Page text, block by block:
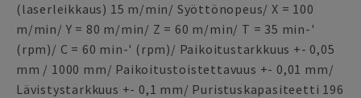
(laserleikkaus) 15 m/min/ Syöttönopeus/ X = 100
m/min/ Y = 80 m/min/ Z = 60 m/min/ T = 35 min-'
(rpm)/ C = 60 min-' (rpm)/ Paikoitustarkkuus +- 0,05
mm / 1000 mm/ Paikoitustoistettavuus +- 0,01 mm/
Lävistystarkkuus +- 0,1 mm/ Puristuskapasiteetti 196